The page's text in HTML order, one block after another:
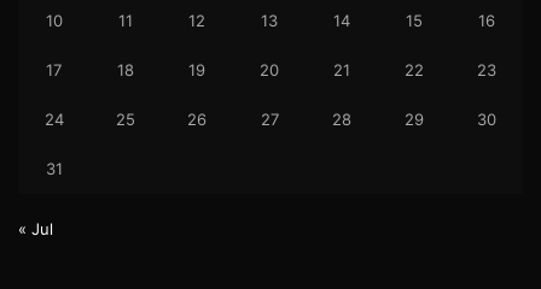
10 11 12 13 14 15 16
17 18 19 20 21 22 23
24 25 26 27 28 29 30
31
« Jul